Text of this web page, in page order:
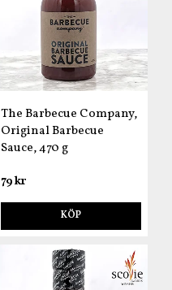
The Barbecue Company,
Original Barbecue
Sauce, 470 g
79 kr
KÖP